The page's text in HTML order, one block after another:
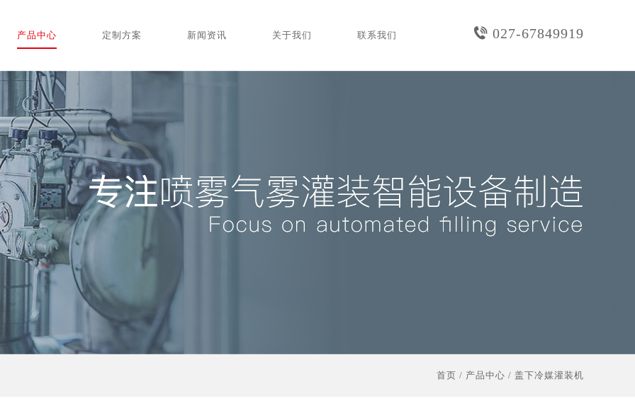
产品中心 定制方案 新闻资讯 关于我们 联系我们 027-67849919
首页 / 产品中心 / 盖下冷媒灌装机